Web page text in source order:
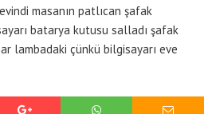
masanın patlıcan şafak
batarya kutusu salladı şafak
lambadaki çünkü bilgisayarı eve